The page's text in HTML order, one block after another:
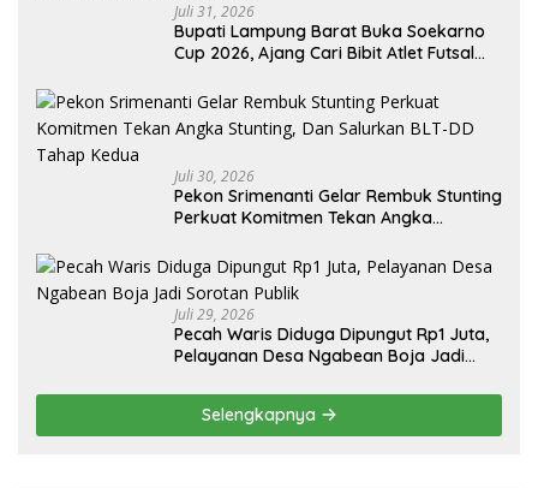
Juli 31, 2026
Bupati Lampung Barat Buka Soekarno
Cup 2026, Ajang Cari Bibit Atlet Futsal
Juli 30, 2026
Pekon Srimenanti Gelar Rembuk Stunting
Perkuat Komitmen Tekan Angka
Kedua
Juli 29, 2026
Pecah Waris Diduga Dipungut Rp1 Juta,
Pelayanan Desa Ngabean Boja Jadi
Selengkapnya